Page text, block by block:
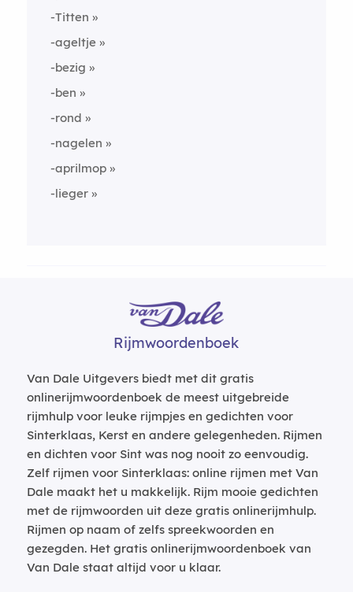
-Titten
-ageltje
-bezig
-ben
-rond
-nagelen
-aprilmop
-lieger
Rijmwoordenboek
Van Dale Uitgevers biedt met dit gratis
onlinerijmwoordenboek de meest uitgebreide
rijmhulp voor leuke rijmpjes en gedichten voor
Sinterklaas, Kerst en andere gelegenheden. Rijmen
en dichten voor Sint was nog nooit zo eenvoudig.
Zelf rijmen voor Sinterklaas: online rijmen met Van
Dale maakt het u makkelijk. Rijm mooie gedichten
met de rijmwoorden uit deze gratis onlinerijmhulp.
Rijmen op naam of zelfs spreekwoorden en
gezegden. Het gratis onlinerijmwoordenboek van
Van Dale staat altijd voor u klaar.